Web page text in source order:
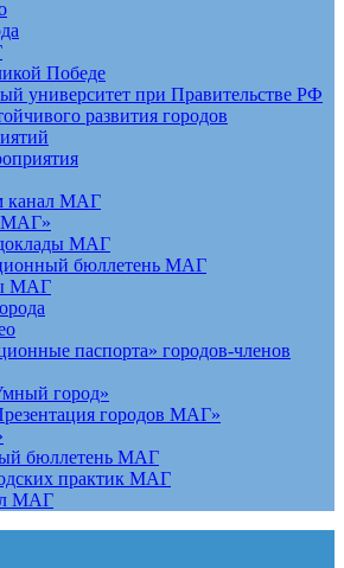
Победе
университет при Правительстве РФ
развития городов
канал МАГ
МАГ»
МАГ
бюллетень МАГ
МАГ
паспорта» городов-членов
город»
городов МАГ»
бюллетень МАГ
практик МАГ
МАГ